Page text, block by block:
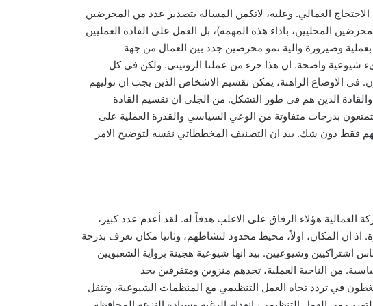
العمالي. وعليه، لاتكمن المسالة بتصدير عدد من المحرضين
المحليين، باداء هذه المهمة)، بل العمل على القادة العمليين
وصيرورة والية نمو محرضين جدد بين العمال من جهة
شيوعية واضحة. ان هذا جزء من عملنا الروتيني. ولكن في كل
في الاوضاع الراهنة، يمكن تقسيم الاشخاص الذين يجب ان نوليهم
والقادة الذين هم في طور التشكل. من الجلي ان تقسيم القادة
بدرجات متفاوتة من الوعي السياسي والقدرة العملية على
فقط دون شك. بيد ان التصنيف المخططاتي نفسه لتوضيح الامر
هؤلاء الرفاق على الاغلب هدفاً له. لقد أعدم عدد كبير،
ان المكان، اولاً، محيط محدود لنشاطهم، وثانيا مكان تعرف بدرجة
اشتراكيين وشيوعيين. بيد انها شيوعية هجينة برواية الشعبويين
من الناحية العملية، تجدهم منزوين ومتفرقين بحد
في تردد تجاه العمل التنظيمي مع المنظمات الشيوعية، وتثقل